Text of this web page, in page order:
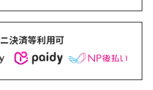
決済等利用可